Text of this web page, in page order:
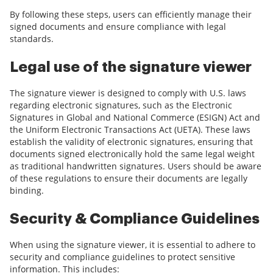
By following these steps, users can efficiently manage their
signed documents and ensure compliance with legal
standards.
Legal use of the signature viewer
The signature viewer is designed to comply with U.S. laws
regarding electronic signatures, such as the Electronic
Signatures in Global and National Commerce (ESIGN) Act and
the Uniform Electronic Transactions Act (UETA). These laws
establish the validity of electronic signatures, ensuring that
documents signed electronically hold the same legal weight
as traditional handwritten signatures. Users should be aware
of these regulations to ensure their documents are legally
binding.
Security & Compliance Guidelines
When using the signature viewer, it is essential to adhere to
security and compliance guidelines to protect sensitive
information. This includes: